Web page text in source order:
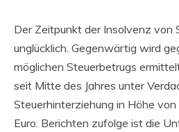
Der Zeitpunkt der Insolvenz von
unglücklich. Gegenwärtig wird
möglichen Steuerbetrugs
seit Mitte des Jahres unter
Steuerhinterziehung in Höhe
Euro. Berichten zufolge ist die